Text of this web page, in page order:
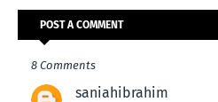
POST A COMMENT
8 Comments
saniahibrahim